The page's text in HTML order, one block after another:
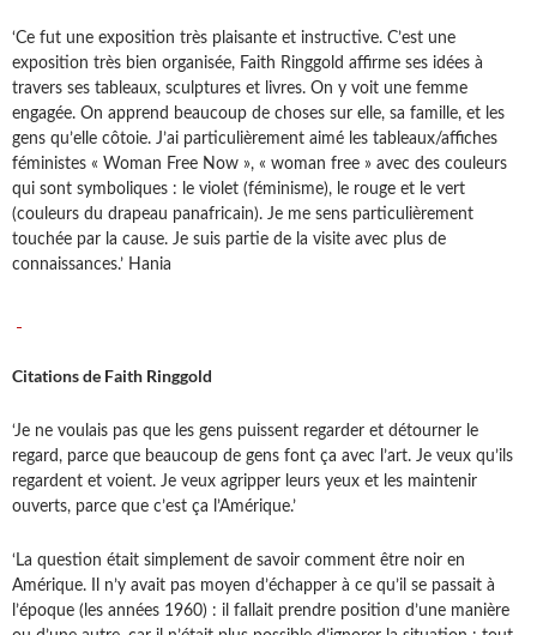
‘Ce fut une exposition très plaisante et instructive. C’est une
exposition très bien organisée, Faith Ringgold affirme ses idées à
travers ses tableaux, sculptures et livres. On y voit une femme
engagée. On apprend beaucoup de choses sur elle, sa famille, et les
gens qu’elle côtoie. J’ai particulièrement aimé les tableaux/affiches
féministes « Woman Free Now », « woman free » avec des couleurs
qui sont symboliques : le violet (féminisme), le rouge et le vert
(couleurs du drapeau panafricain). Je me sens particulièrement
touchée par la cause. Je suis partie de la visite avec plus de
connaissances.’ Hania
Citations de Faith Ringgold
‘Je ne voulais pas que les gens puissent regarder et détourner le
regard, parce que beaucoup de gens font ça avec l’art. Je veux qu’ils
regardent et voient. Je veux agripper leurs yeux et les maintenir
ouverts, parce que c’est ça l’Amérique.’
‘La question était simplement de savoir comment être noir en
Amérique. Il n’y avait pas moyen d’échapper à ce qu’il se passait à
l’époque (les années 1960) : il fallait prendre position d’une manière